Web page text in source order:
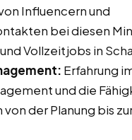
Influencern und
bei diesen
Vollzeitjobs in
Erfahrung
und die
von der Planung bis